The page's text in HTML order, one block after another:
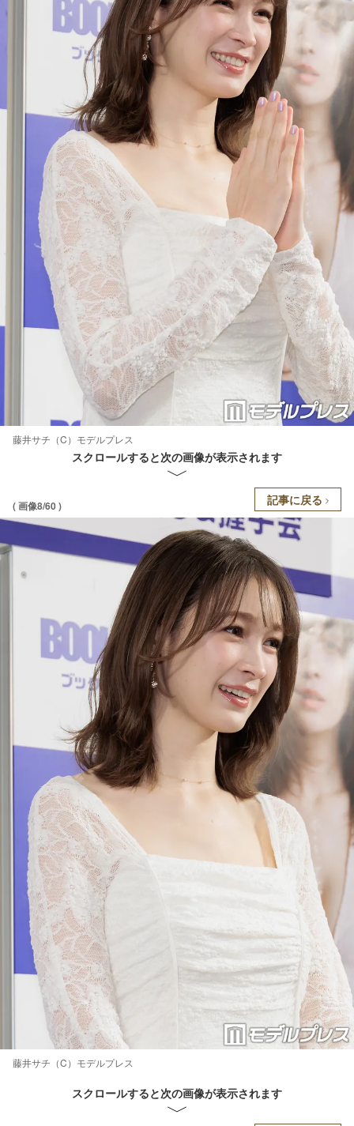
藤井サチ（C）モデルプレス
スクロールすると次の画像が表示されます
( 画像8/60 ) 記事に戻る
藤井サチ（C）モデルプレス
スクロールすると次の画像が表示されます